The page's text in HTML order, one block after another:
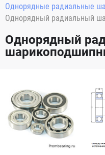
Однорядные радиальные
Однорядный радиальный
Однорядный